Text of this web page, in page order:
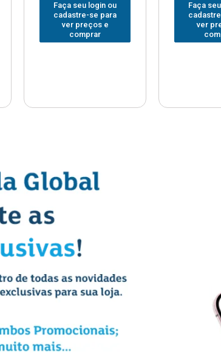
Faça seu login ou
cadastre-se para
ver preços e
comprar
Faça
ver